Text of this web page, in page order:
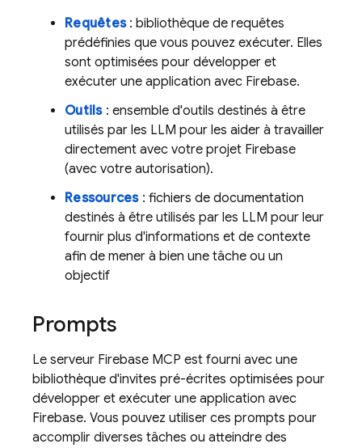
Requêtes: bibliothèque de requêtes
prédéfinies que vous pouvez exécuter. Elles
sont optimisées pour développer et
exécuter une application avec Firebase.
Outils: ensemble d'outils destinés à être
utilisés par les LLM pour les aider à travailler
directement avec votre projet Firebase
(avec votre autorisation).
Ressources: fichiers de documentation
destinés à être utilisés par les LLM pour leur
fournir plus d'informations et de contexte
afin de mener à bien une tâche ou un
objectif
Prompts
Le serveur Firebase MCP est fourni avec une
bibliothèque d'invites pré-écrites optimisées pour
développer et exécuter une application avec
Firebase. Vous pouvez utiliser ces prompts pour
accomplir diverses tâches ou atteindre des